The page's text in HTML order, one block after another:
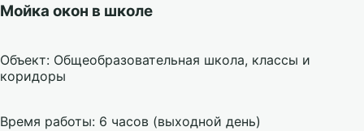
Мойка окон в школе
Объект: Общеобразовательная школа, классы и
коридоры
Время работы: 6 часов (выходной день)